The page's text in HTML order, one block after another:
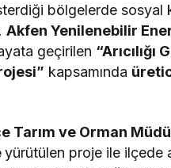
bölgelerde sosyal
Akfen Yenilenebilir
geçirilen “Arıcılığı
kapsamında
Tarım ve Orman
yürütülen proje ile ilçede